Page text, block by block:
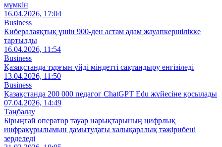
мүмкін
16.04.2026, 17:04
Business
Кибералаяқтық үшін 900-ден астам адам жауапкершілікке
тартылды
16.04.2026, 11:54
Business
Қазақстанда тұрғын үйді міндетті сақтандыру енгізіледі
13.04.2026, 11:50
Business
Қазақстанда 200 000 педагог ChatGPT Edu жүйесіне қосылады
07.04.2026, 14:49
Таңбалау
Бірыңғай оператор тауар нарықтарының цифрлық
инфрақұрылымын дамытудағы халықаралық тәжірибені
зерделеді